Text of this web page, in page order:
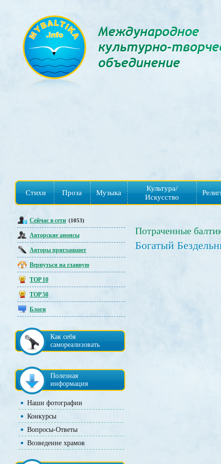
Стихи Проза Музыка
Культура/
Искусство
Сейчас в сети (1053)
Авторские анонсы
Авторы приглашают
Вернуться на главную
TOP 10
TOP 50
Блоги
Как себя
самореализовать
Полезная
информация
Наши фотографии
Конкурсы
Вопросы-Ответы
Возведение храмов
Потраченные
Богатый